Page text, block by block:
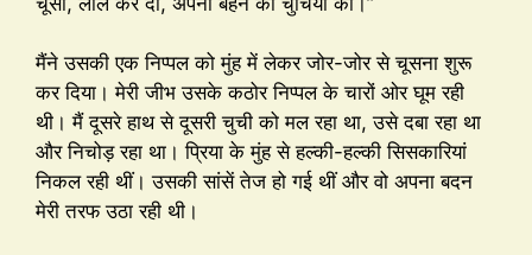
मैंने उसकी एक निप्पल को मुंह में लेकर जोर-जोर से चूसना शुरू
कर दिया। मेरी जीभ उसके कठोर निप्पल के चारों ओर घूम रही
थी। मैं दूसरे हाथ से दूसरी चुची को मल रहा था, उसे दबा रहा था
और निचोड़ रहा था। प्रिया के मुंह से हल्की-हल्की सिसकारियां
निकल रही थीं। उसकी सांसें तेज हो गई थीं और वो अपना बदन
मेरी तरफ उठा रही थी।